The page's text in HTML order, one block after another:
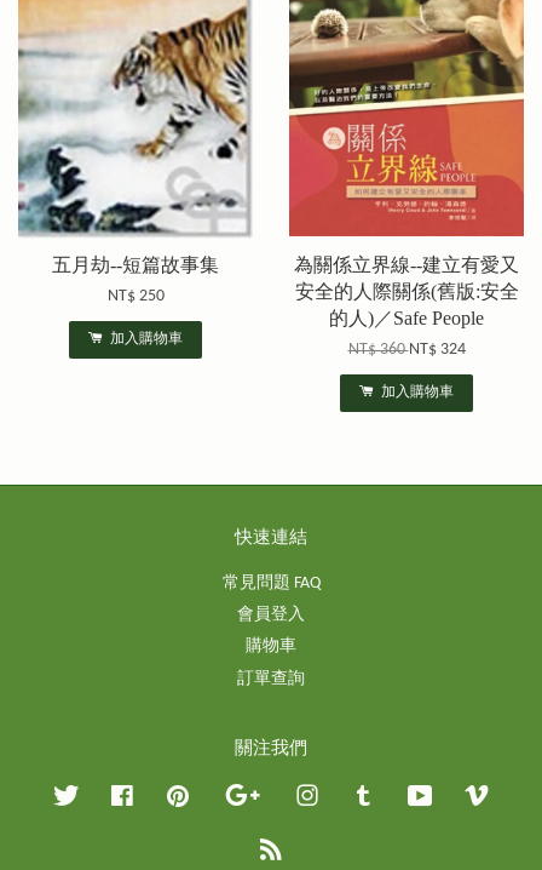
五月劫--短篇故事集
NT$ 250
加入購物車
為關係立界線--建立有愛又
安全的人際關係(舊版:安全
的人)／Safe People
NT$ 360NT$ 324
加入購物車
快速連結
常見問題 FAQ
會員登入
購物車
訂單查詢
關注我們
Twitter Facebook Pinterest Google InstagramTumblr YouTube